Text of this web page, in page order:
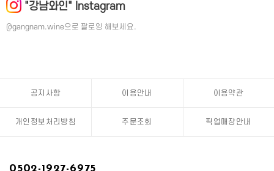
"강남와인" Instagram
@gangnam.wine으로 팔로잉 해보세요.
공지사항 이용안내 이용약관
개인정보처리방침 주문조회 픽업매장안내